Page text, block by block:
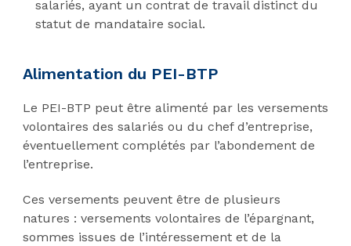
salariés, ayant un contrat de travail distinct du
statut de mandataire social.
Alimentation du PEI-BTP
Le PEI-BTP peut être alimenté par les versements
volontaires des salariés ou du chef d’entreprise,
éventuellement complétés par l’abondement de
l’entreprise.
Ces versements peuvent être de plusieurs
natures : versements volontaires de l’épargnant,
sommes issues de l’intéressement et de la